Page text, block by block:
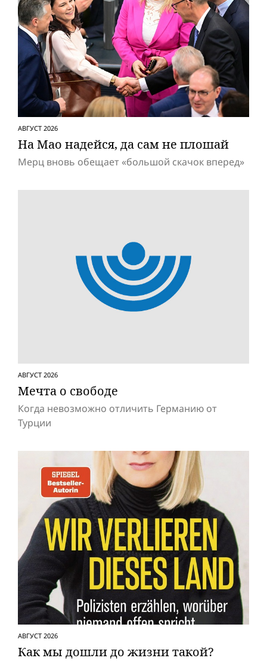
АВГУСТ 2026
На Мао надейся, да сам не плошай
Мерц вновь обещает «большой скачок вперед»
АВГУСТ 2026
Мечта о свободе
Когда невозможно отличить Германию от
Турции
АВГУСТ 2026
Как мы дошли до жизни такой?